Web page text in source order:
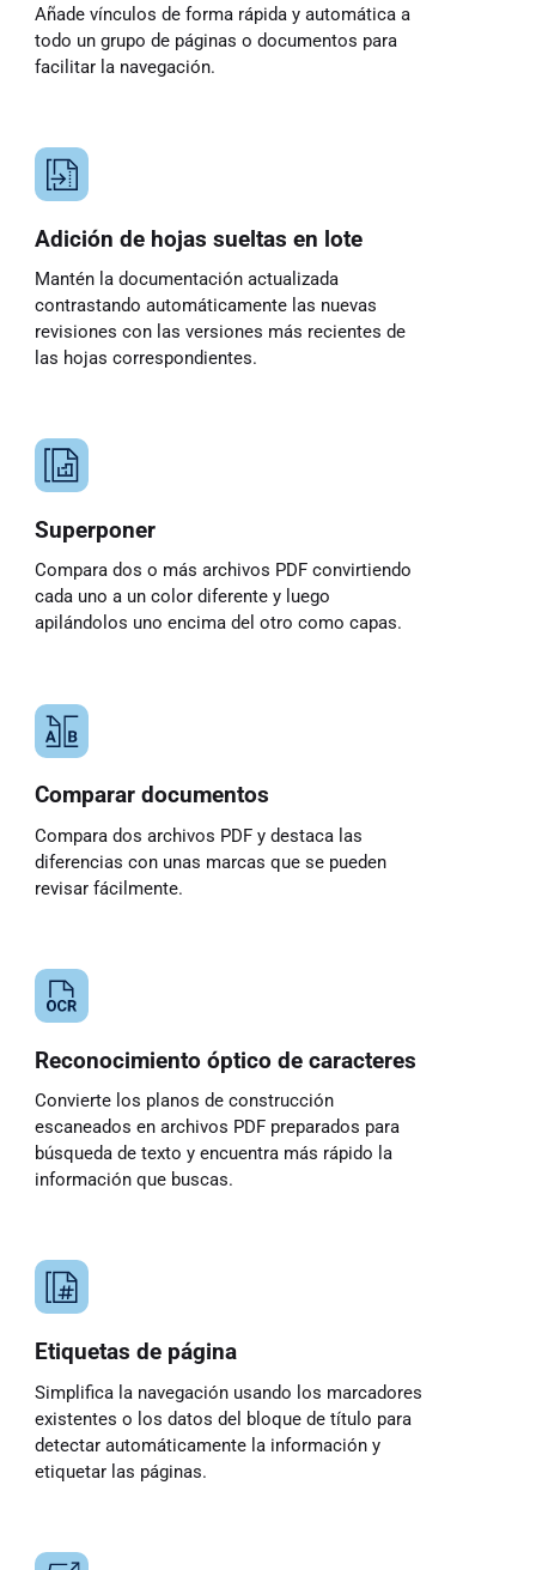
Añade vínculos de forma rápida y automática a
todo un grupo de páginas o documentos para
facilitar la navegación.
Adición de hojas sueltas en lote
Mantén la documentación actualizada
contrastando automáticamente las nuevas
revisiones con las versiones más recientes de
las hojas correspondientes.
Superponer
Compara dos o más archivos PDF convirtiendo
cada uno a un color diferente y luego
apilándolos uno encima del otro como capas.
Comparar documentos
Compara dos archivos PDF y destaca las
diferencias con unas marcas que se pueden
revisar fácilmente.
Reconocimiento óptico de caracteres
Convierte los planos de construcción
escaneados en archivos PDF preparados para
búsqueda de texto y encuentra más rápido la
información que buscas.
Etiquetas de página
Simplifica la navegación usando los marcadores
existentes o los datos del bloque de título para
detectar automáticamente la información y
etiquetar las páginas.